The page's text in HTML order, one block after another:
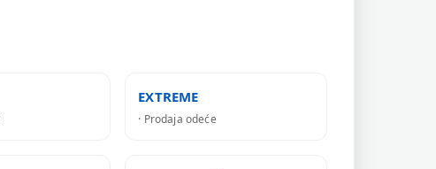
EXTREME
· Prodaja odeće